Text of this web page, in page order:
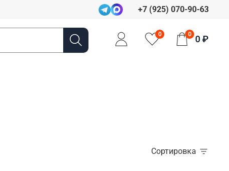
+7 (925) 070-90-63
0 0 0 ₽
Сортировка